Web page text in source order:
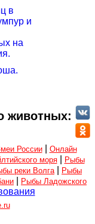
в
и
на
животных:
России| Онлайн
моря|
Рыбы
реки Волга
Рыбы
Рыбы Ладожского